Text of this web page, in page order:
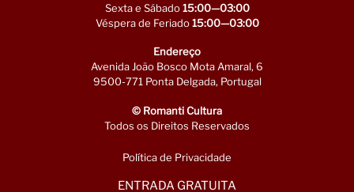
Sexta e Sábado15:00—03:00
Véspera de Feriado15:00—03:00
Endereço
Avenida João Bosco Mota Amaral, 6
9500-771 Ponta Delgada, Portugal
© Romanti Cultura
Todos os Direitos Reservados
Política de Privacidade
ENTRADA GRATUITA